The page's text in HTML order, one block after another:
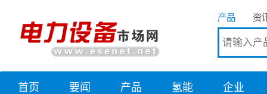
产品 资
首页 要闻 产品 氢能 企业